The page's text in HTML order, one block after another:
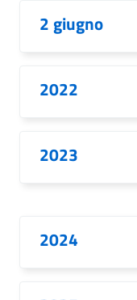
2 giugno
2022
2023
2024